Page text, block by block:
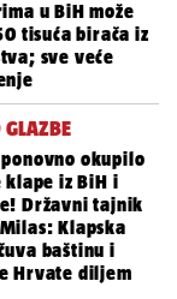
u BiH može
tisuća birača iz
sve veće
ponovno okupilo
iz BiH i
Državni tajnik
Klapska
baštinu i
Hrvate diljem